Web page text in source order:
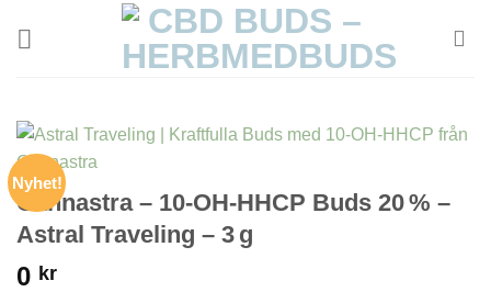
Nyhet!
Cannastra – 10-OH-HHCP Buds 20 % –
Astral Traveling – 3 g
0 kr